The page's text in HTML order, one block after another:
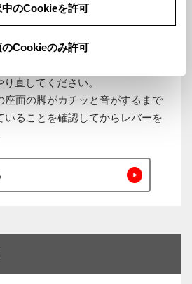
中のCookieを許可
のCookieのみ許可
どうすれば良いか？
直してください。
座面の脚がカチッと音がするまで
いることを確認してからレバーを